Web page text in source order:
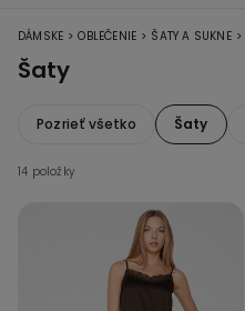
DÁMSKE > OBLEČENIE > ŠATY A SUKNE >
Šaty
Pozrieť všetko Šaty
14 položky